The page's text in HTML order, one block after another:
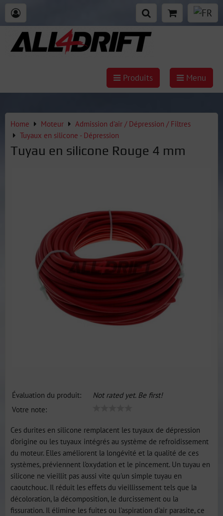
Produits Menu
Home Moteur
Admission d'air / Dépression / Filtres
Tuyaux en silicone - Dépression
Tuyau en silicone Rouge 4 mm
Évaluation du produit:
Not rated yet. Be first!
Votre note:
Ces durites en silicone remplacent les tuyaux de dépression
d'origine ou les tuyaux intégrés au système de refroidissement
du moteur. Elles améliorent la longévité et la qualité de ces
systèmes, préviennent l'oxydation et le pincement. Un tuyau en
silicone ne vieillit pas aussi vite qu'un simple tuyau en
caoutchouc. Il réduit les effets du vieillissement tels que la
décoloration, la décomposition, le durcissement ou la
fissuration. Il élimine les fuites ou l'aspiration d'air parasite, ce